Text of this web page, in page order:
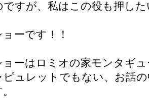
ですが、私はこの役も押した
ーです！！
ョーはロミオの家モンタギ
ピュレットでもない、お話